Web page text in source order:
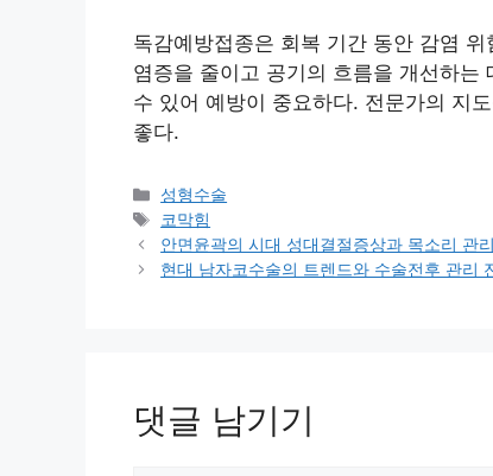
독감예방접종은 회복 기간 동안 감염
염증을 줄이고 공기의 흐름을 개선하는
수 있어 예방이 중요하다. 전문가의 지
좋다.
카
테
고
리
성형수술
태
그
코막힘
안면윤곽의 시대 성대결절증상과 목소리 관
현대 남자코수술의 트렌드와 수술전후 관리
댓글 남기기